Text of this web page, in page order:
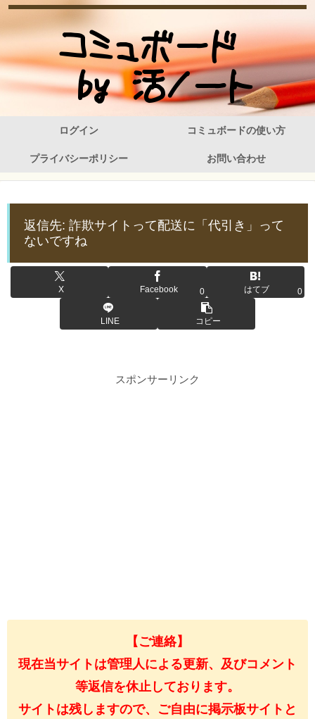
ログイン コミュボードの使い方
プライバシーポリシー お問い合わせ
返信先: 詐欺サイトって配送に「代引き」って
ないですね
X Facebook 0 はてブ 0
LINE コピー
スポンサーリンク
【ご連絡】
現在当サイトは管理人による更新、及びコメント
等返信を休止しております。
サイトは残しますので、ご自由に掲示板サイトと